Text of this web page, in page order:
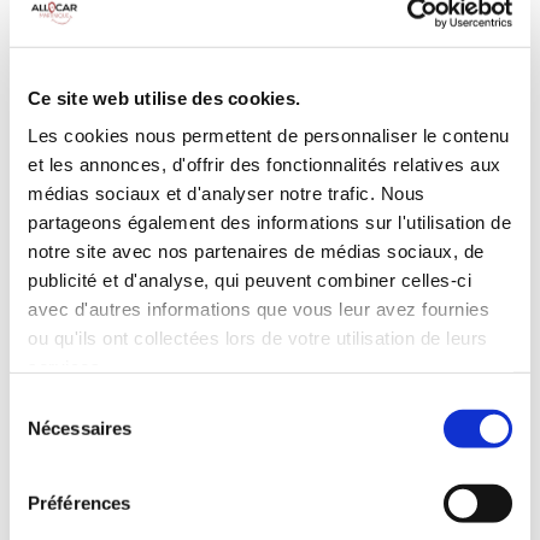
Ce site web utilise des cookies.
Les cookies nous permettent de personnaliser le contenu
et les annonces, d'offrir des fonctionnalités relatives aux
médias sociaux et d'analyser notre trafic. Nous
partageons également des informations sur l'utilisation de
notre site avec nos partenaires de médias sociaux, de
publicité et d'analyse, qui peuvent combiner celles-ci
avec d'autres informations que vous leur avez fournies
ou qu'ils ont collectées lors de votre utilisation de leurs
Nécessaires
Préférences
Galerie de toit Habillage Bois
Camera de recul
Cloison de
INCLUS À LA LOCATION
Killométrage illimité
Assurance tous risques (hors franchise)
Carburant : plein à rendre plein
CONDITIONS DE LOCATION
Age minimum :20 ans